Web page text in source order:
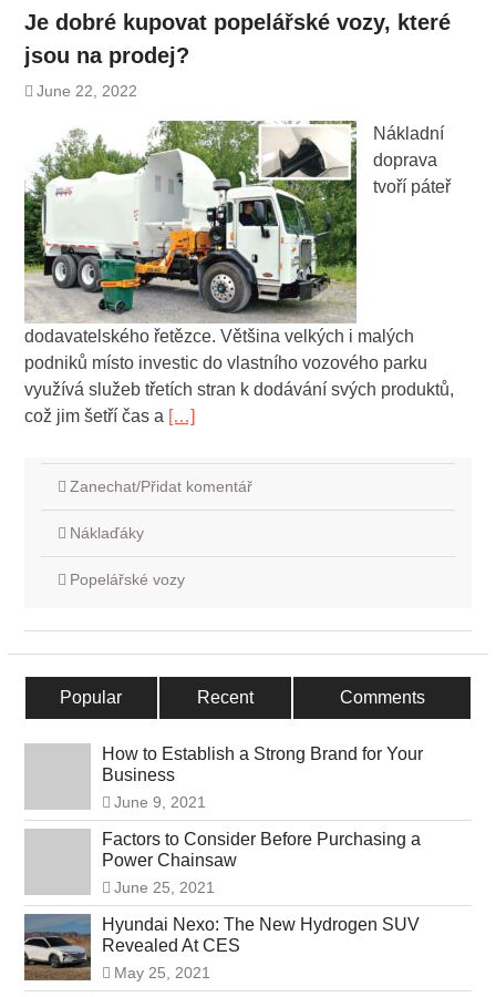
Je dobré kupovat popelářské vozy, které
jsou na prodej?
June 22, 2022
Nákladní
doprava
tvoří páteř
dodavatelského řetězce. Většina velkých i malých
podniků místo investic do vlastního vozového parku
využívá služeb třetích stran k dodávání svých produktů,
což jim šetří čas a […]
Zanechat/Přidat komentář
Náklaďáky
Popelářské vozy
Popular Recent Comments
How to Establish a Strong Brand for Your
Business
June 9, 2021
Factors to Consider Before Purchasing a
Power Chainsaw
June 25, 2021
Hyundai Nexo: The New Hydrogen SUV
Revealed At CES
May 25, 2021